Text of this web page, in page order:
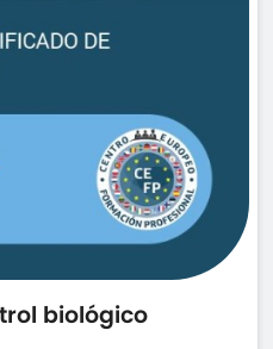
biológico